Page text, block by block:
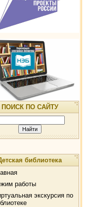
ПОИСК ПО САЙТУ
библиотека
работы
экскурсия по